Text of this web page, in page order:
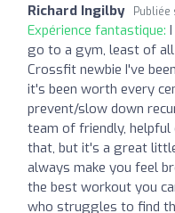
Richard Ingilby Publiée
Expérience fantastique:
go to a gym, least of
Crossfit newbie I've
it's been worth every
prevent/slow down
team of friendly, helpful
that, but it's a great
always make you feel
the best workout you
who struggles to find